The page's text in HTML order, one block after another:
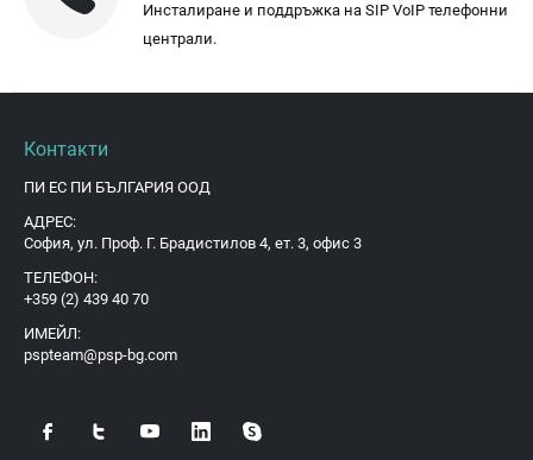
Инсталиране и поддръжка на SIP VoIP телефонни
централи.
Контакти
ПИ ЕС ПИ БЪЛГАРИЯ ООД
АДРЕС:
София, ул. Проф. Г. Брадистилов 4, ет. 3, офис 3
ТЕЛЕФОН:
+359 (2) 439 40 70
ИМЕЙЛ:
pspteam@psp-bg.com